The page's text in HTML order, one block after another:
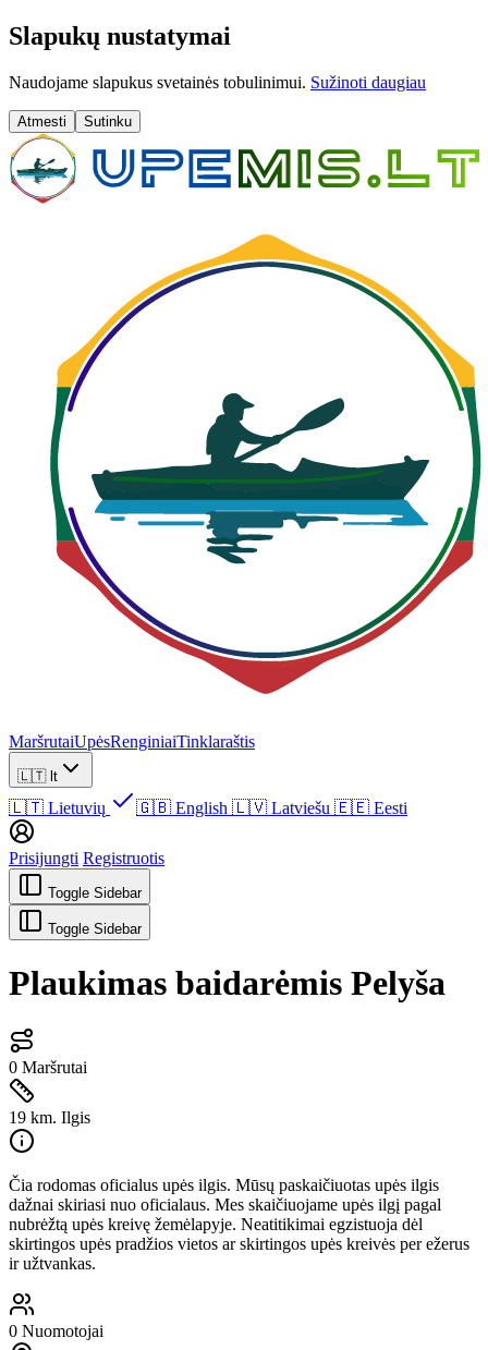
Slapukų nustatymai
Naudojame slapukus svetainės tobulinimui. Sužinoti daugiau
Atmesti Sutinku
MaršrutaiUpėsRenginiaiTinklaraštis
🇱🇹 lt
🇱🇹 Lietuvių 🇬🇧 English 🇱🇻 Latviešu 🇪🇪 Eesti
Prisijungti Registruotis
Toggle Sidebar
Toggle Sidebar
Plaukimas baidarėmis Pelyša
0 Maršrutai
19 km. Ilgis
Čia rodomas oficialus upės ilgis. Mūsų paskaičiuotas upės ilgis
dažnai skiriasi nuo oficialaus. Mes skaičiuojame upės ilgį pagal
nubrėžtą upės kreivę žemėlapyje. Neatitikimai egzistuoja dėl
skirtingos upės pradžios vietos ar skirtingos upės kreivės per ežerus
ir užtvankas.
0 Nuomotojai